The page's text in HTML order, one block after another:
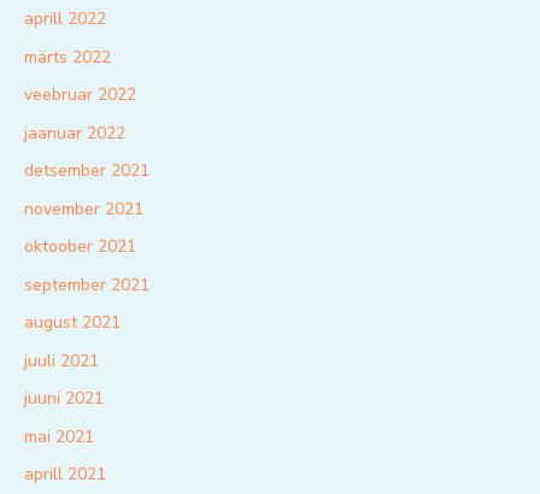
aprill 2022
märts 2022
veebruar 2022
jaanuar 2022
detsember 2021
november 2021
oktoober 2021
september 2021
august 2021
juuli 2021
juuni 2021
mai 2021
aprill 2021